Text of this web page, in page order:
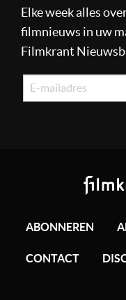
Elke week alles
filmnieuws in uw
Filmkrant
ABONNEREN
CONTACT